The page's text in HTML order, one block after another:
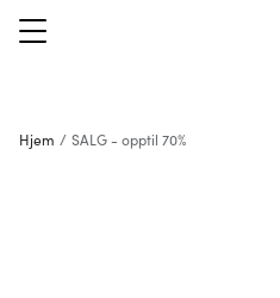
Hjem / SALG - opptil 70%